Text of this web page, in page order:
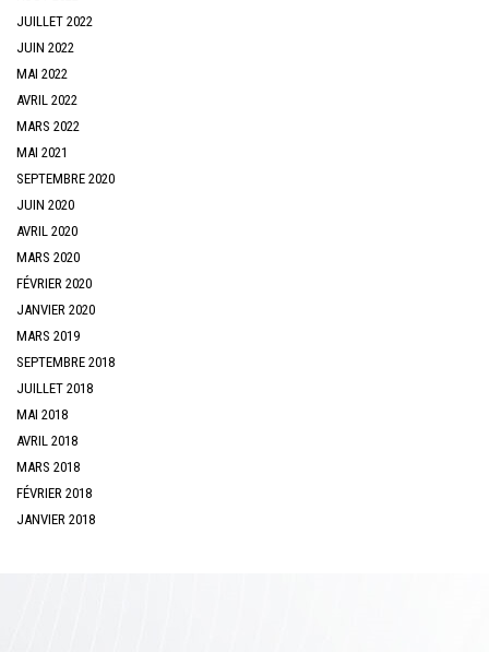
JUILLET 2022
JUIN 2022
MAI 2022
AVRIL 2022
MARS 2022
MAI 2021
SEPTEMBRE 2020
JUIN 2020
AVRIL 2020
MARS 2020
FÉVRIER 2020
JANVIER 2020
MARS 2019
SEPTEMBRE 2018
JUILLET 2018
MAI 2018
AVRIL 2018
MARS 2018
FÉVRIER 2018
JANVIER 2018